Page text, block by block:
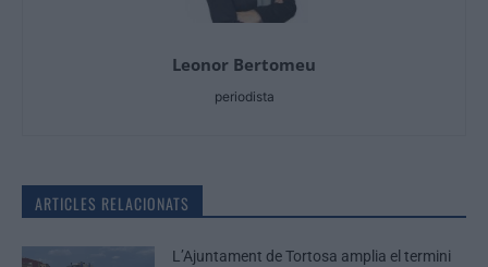
Leonor Bertomeu
periodista
ARTICLES RELACIONATS
L’Ajuntament de Tortosa amplia el termini